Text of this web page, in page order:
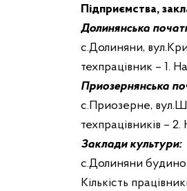
Підприємства,
Долинянська
с.Долиняни,
техпрацівник – 1.
Приозернянська
c.Приозерне,
техпрацівників –
Заклади культури:
c.Долиняни
Кількість